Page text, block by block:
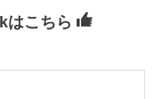
はこちら